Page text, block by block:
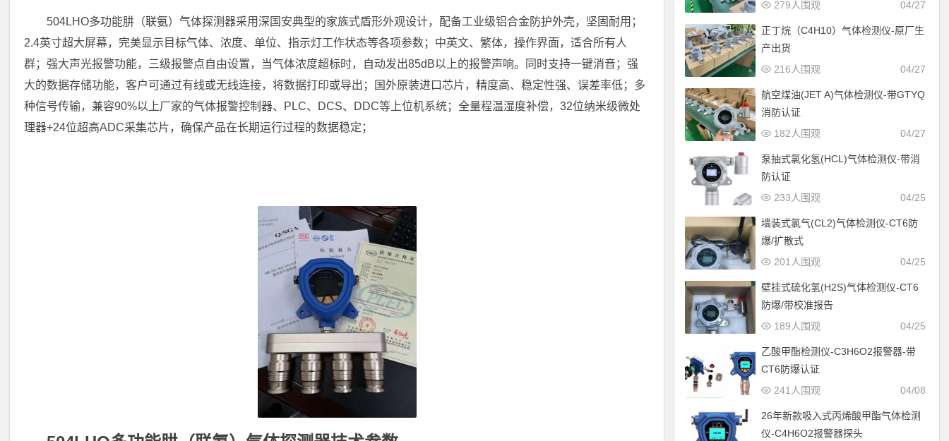
504LHO多功能肼（联氨）气体探测器采用深国安典型的家族式盾形外观设计，配备工业级铝合金防护外壳，坚固耐用；
2.4英寸超大屏幕，完美显示目标气体、浓度、单位、指示灯工作状态等各项参数；中英文、繁体，操作界面，适合所有人
群；强大声光报警功能，三级报警点自由设置，当气体浓度超标时，自动发出85dB以上的报警声响。同时支持一键消音；强
大的数据存储功能，客户可通过有线或无线连接，将数据打印或导出；国外原装进口芯片，精度高、稳定性强、误差率低；多
种信号传输，兼容90%以上厂家的气体报警控制器、PLC、DCS、DDC等上位机系统；全量程温湿度补偿，32位纳米级微处
理器+24位超高ADC采集芯片，确保产品在长期运行过程的数据稳定；
04/27
279人围观
正丁烷（C4H10）气体检测仪-原厂生
产出货
04/27
216人围观
航空煤油(JET A)气体检测仪-带GTYQ
消防认证
04/27
182人围观
泵抽式氯化氢(HCL)气体检测仪-带消
防认证
04/25
233人围观
墙装式氯气(CL2)气体检测仪-CT6防
爆/扩散式
04/25
201人围观
壁挂式硫化氢(H2S)气体检测仪-CT6
防爆/带校准报告
04/25
189人围观
乙酸甲酯检测仪-C3H6O2报警器-带
CT6防爆认证
04/08
241人围观
26年新款吸入式丙烯酸甲酯气体检测
仪-C4H6O2报警器探头